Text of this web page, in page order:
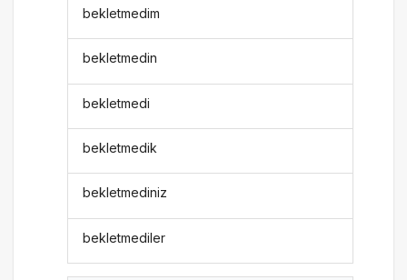
bekletmedim
bekletmedin
bekletmedi
bekletmedik
bekletmediniz
bekletmediler